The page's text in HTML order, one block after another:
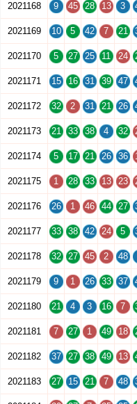
2021168 9 45 28 13 3
2021169 10 5 42 7 21
2021170 5 27 25 11 24
2021171 15 16 31 39 47
2021172 32 2 31 21 26
2021173 21 33 38 4 32
2021174 5 17 21 26 36
2021175 1 28 33 13 23
2021176 26 1 46 44 27
2021177 33 38 42 24 5
2021178 32 27 45 2 48
2021179 9 1 26 33 37
2021180 21 4 3 16 7
2021181 7 27 1 49 18
2021182 37 27 38 49 13
2021183 27 15 21 7 48